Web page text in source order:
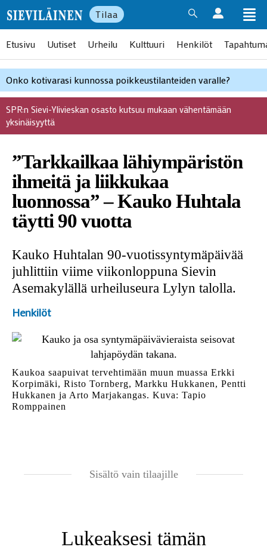
Tilaa
Etusivu Uutiset Urheilu Kulttuuri Henkilöt
Onko kotivarasi kunnossa poikkeustilanteiden varalle?
SPR:n Sievi-Ylivieskan osasto kutsuu mukaan vähentämään
yksinäisyyttä
”Tarkkailkaa lähiympäristön
ihmeitä ja liikkukaa
luonnossa” – Kauko Huhtala
täytti 90 vuotta
Kauko Huhtalan 90-vuotissyntymäpäivää
juhlittiin viime viikonloppuna Sievin
Asemakylällä urheiluseura Lylyn talolla.
Henkilöt
Kaukoa saapuivat tervehtimään muun muassa Erkki
Korpimäki, Risto Tornberg, Markku Hukkanen, Pentti
Hukkanen ja Arto Marjakangas. Kuva: Tapio
Romppainen
Sisältö vain tilaajille
Lukeaksesi tämän